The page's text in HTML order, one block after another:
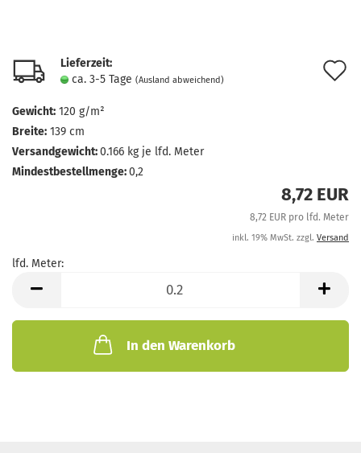
Lieferzeit:
ca. 3-5 Tage (Ausland abweichend)
Gewicht: 120 g/m²
Breite: 139 cm
Versandgewicht:0.166 kg je lfd. Meter
Mindestbestellmenge:0,2
8,72 EUR
8,72 EUR pro lfd. Meter
inkl. 19% MwSt. zzgl. Versand
lfd. Meter:
Meter
In den Warenkorb